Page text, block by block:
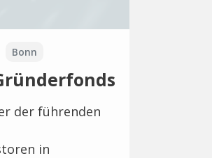
Bonn
der führenden
in